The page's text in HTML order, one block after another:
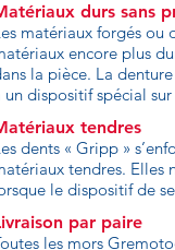
durs sans
matériaux forgés ou
encore plus
la pièce. La
un dispositif spécial
tendres
dents « Gripp »
tendres. Elles
le dispositif de
par paire
les mors